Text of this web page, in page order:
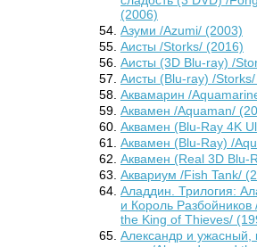
(2006)
Азуми /Azumi/ (2003)
Аисты /Storks/ (2016)
Аисты (3D Blu-ray) /
Аисты (Blu-ray) /
Аквамарин /
Аквамен /Aquaman/
Аквамен (Blu-Ray 4K
Аквамен (Blu-Ray) /
Аквамен (Real 3D Blu-
Аквариум /Fish Tank/
Аладдин. Трилогия:
и Король
the King of Thieves/
Александр и